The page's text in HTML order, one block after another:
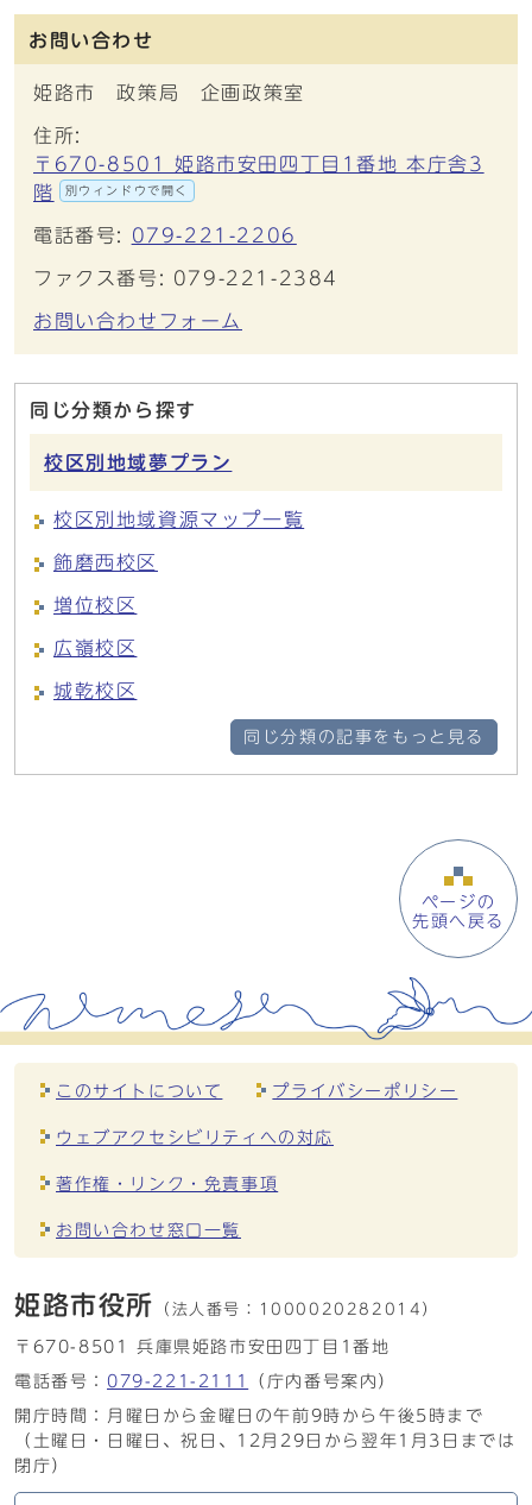
お問い合わせ
姫路市 政策局 企画政策室
住所:
〒670-8501 姫路市安田四丁目1番地 本庁舎3
階
別ウィンドウで開く
電話番号: 079-221-2206
ファクス番号: 079-221-2384
お問い合わせフォーム
同じ分類から探す
校区別地域夢プラン
校区別地域資源マップ一覧
飾磨西校区
増位校区
広嶺校区
城乾校区
同じ分類の記事をもっと見る
ページの
先頭へ戻る
このサイトについて プライバシーポリシー
ウェブアクセシビリティへの対応
著作権・リンク・免責事項
お問い合わせ窓口一覧
姫路市役所 （法人番号： 1000020282014）
〒670-8501 兵庫県姫路市安田四丁目1番地
電話番号： 079-221-2111
（庁内番号案内）
開庁時間：月曜日から金曜日の午前9時から午後5時まで
（土曜日・日曜日、祝日、12月29日から翌年1月3日までは
閉庁）